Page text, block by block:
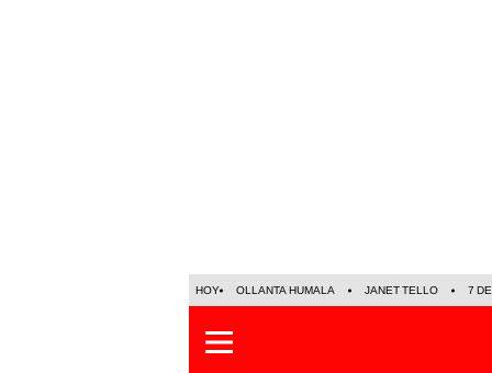
HOY OLLANTA HUMALA JANET TELLO 7